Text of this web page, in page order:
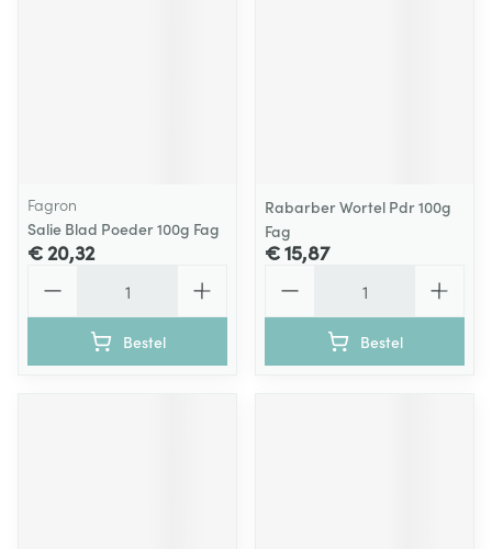
Fagron
Salie Blad Poeder 100g Fag
€ 20,32
Bestel
Rabarber Wortel Pdr 100g
Fag
€ 15,87
Bestel